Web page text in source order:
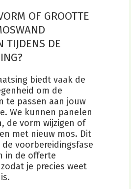
OF GROOTTE
TIJDENS DE
biedt vaak de
om de
te passen aan jouw
We kunnen panelen
de vorm wijzigen of
met nieuw mos. Dit
voorbereidingsfase
in de offerte
je precies weet